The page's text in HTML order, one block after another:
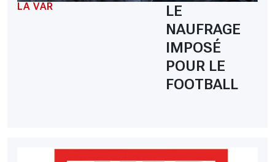
LA VAR
LE
NAUFRAGE
IMPOSÉ
POUR LE
FOOTBALL